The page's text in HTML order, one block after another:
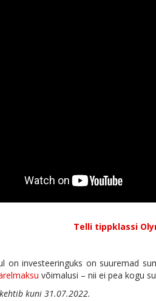
Telli tippklassi
on investeeringuks on suuremad
võimalusi – nii ei pea kogu
kuni 31.07.2022.